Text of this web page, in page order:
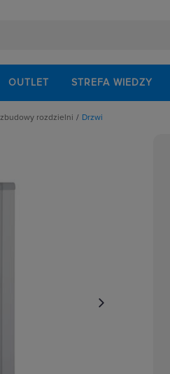
OUTLET STREFA WIEDZY
rozdzielni
Drzwi